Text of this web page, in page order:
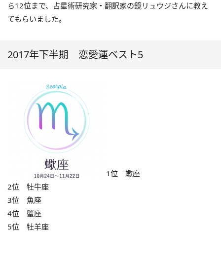
ら12位まで、占星術研究家・翻訳家の鏡リュウジさんに教え
てもらいました。
2017年下半期 恋愛運ベスト5
1位 蠍座
2位 牡牛座
3位 魚座
4位 蟹座
5位 牡羊座